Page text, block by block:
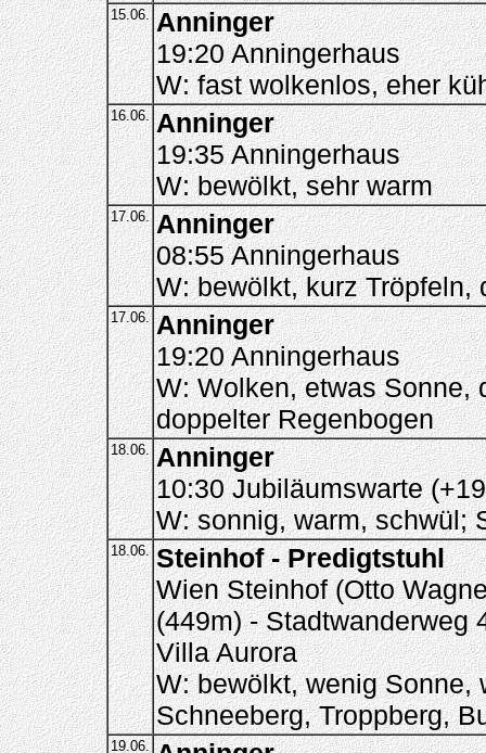
15.06. Anninger
19:20 Anningerhaus
W: fast wolkenlos, eher
16.06. Anninger
19:35 Anningerhaus
W: bewölkt, sehr warm
17.06. Anninger
08:55 Anningerhaus
W: bewölkt, kurz Tröpfeln,
17.06. Anninger
19:20 Anningerhaus
W: Wolken, etwas Sonne,
doppelter Regenbogen
18.06. Anninger
10:30 Jubiläumswarte
W: sonnig, warm, schwül;
18.06. Steinhof - Predigtstuhl
Wien Steinhof (Otto
(449m) - Stadtwanderweg
Villa Aurora
W: bewölkt, wenig Sonne,
Schneeberg, Troppberg,
19.06.